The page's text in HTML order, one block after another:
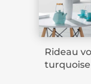
Rideau
turquoise